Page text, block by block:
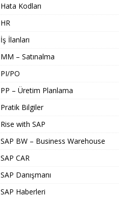
Hata Kodları
HR
İş İlanları
MM – Satınalma
PI/PO
PP – Üretim Planlama
Pratik Bilgiler
Rise with SAP
SAP BW – Business Warehouse
SAP CAR
SAP Danışmanı
SAP Haberleri